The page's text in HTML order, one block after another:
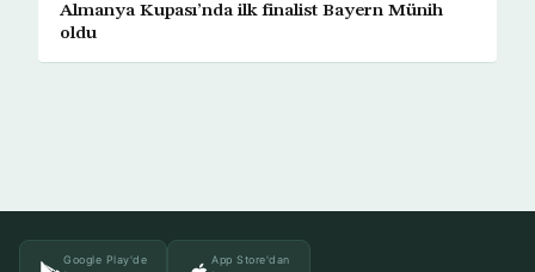
Almanya Kupası’nda ilk finalist Bayern Münih
oldu
Google Play'de App Store'dan